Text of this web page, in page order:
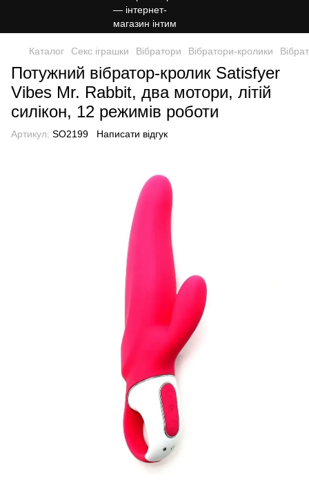
Каталог Секс іграшки Вібратори Вібратори-кролики
Потужний вібратор-кролик Satisfyer
Vibes Mr. Rabbit, два мотори, літій
силікон, 12 режимів роботи
Артикул: SO2199 Написати відгук